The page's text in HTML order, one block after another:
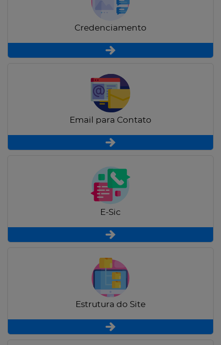
Credenciamento
Email para Contato
E-Sic
Estrutura do Site